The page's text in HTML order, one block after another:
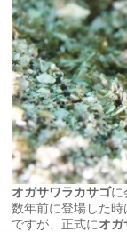
オガサワラカサゴに
数年前に登場した時
ですが、正式にオガ